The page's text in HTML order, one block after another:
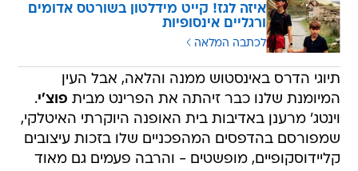
איזה לגז! קייט מידלטון בשורטס אדומים
ורגליים אינסופיות
לכתבה המלאה
תיוגי הדרס באינסטוש ממנה והלאה, אבל העין
המיומנת שלנו כבר זיהתה את הפרינט מבית פוצ'י.
וינטג' מרענן באדיבות בית האופנה היוקרתי האיטלקי,
שמפורסם בהדפסים המהפכניים שלו בזכות עיצובים
קליידוסקופיים, מופשטים - והרבה פעמים גם מאוד